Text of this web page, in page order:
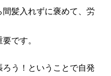
髪入れずに褒めて、労
です。
う！ということで自発